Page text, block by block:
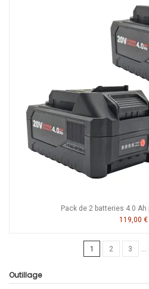
Pack de 2 batteries 4.0
119,00 €
1 2 3
Outillage